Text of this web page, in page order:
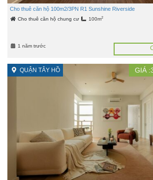
Cho thuê căn hộ 100m2/3PN R1 Sunshine Riverside
Cho thuê căn hộ chung cư 100m2
1 năm trước
QUẬN TÂY HỒ GIÁ :